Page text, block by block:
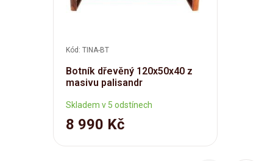
Kód: TINA-BT
Botník dřevěný 120x50x40 z
masivu palisandr
Skladem v 5 odstínech
8 990 Kč